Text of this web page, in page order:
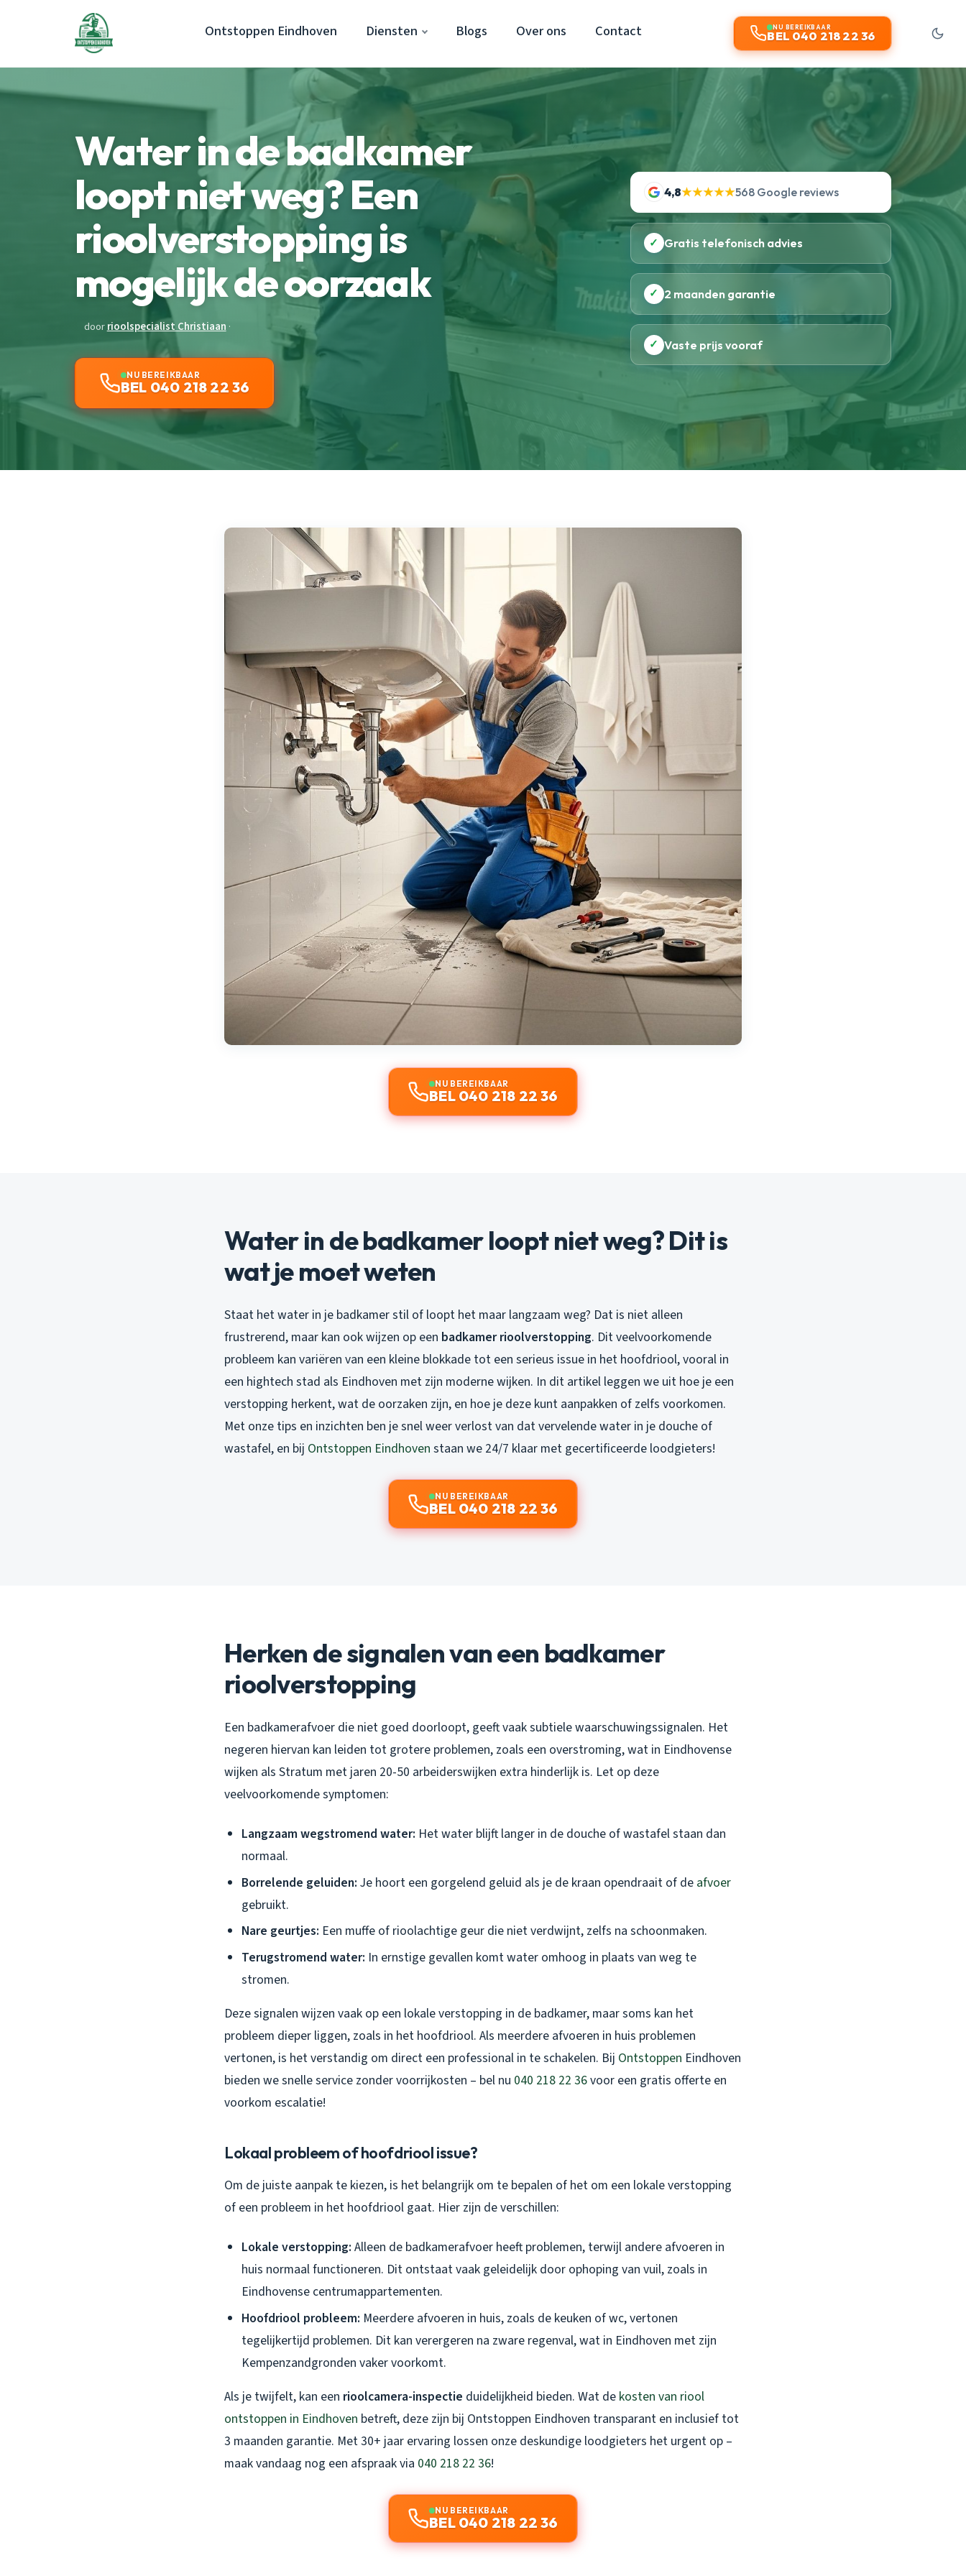
Ontstoppen Eindhoven Diensten Blogs Over ons Contact NU BEREIKBAAR
BEL 040 218 22 36
Water in de badkamer
loopt niet weg? Een
rioolverstopping is
mogelijk de oorzaak
doorrioolspecialist Christiaan ·
NU BEREIKBAAR
BEL 040 218 22 36
4,8★★★★★568 Google reviews
✓ Gratis telefonisch advies
✓ 2 maanden garantie
✓ Vaste prijs vooraf
NU BEREIKBAAR
BEL 040 218 22 36
Water in de badkamer loopt niet weg? Dit is
wat je moet weten
Staat het water in je badkamer stil of loopt het maar langzaam weg? Dat is niet alleen
frustrerend, maar kan ook wijzen op een badkamer rioolverstopping. Dit veelvoorkomende
probleem kan variëren van een kleine blokkade tot een serieus issue in het hoofdriool, vooral in
een hightech stad als Eindhoven met zijn moderne wijken. In dit artikel leggen we uit hoe je een
verstopping herkent, wat de oorzaken zijn, en hoe je deze kunt aanpakken of zelfs voorkomen.
Met onze tips en inzichten ben je snel weer verlost van dat vervelende water in je douche of
wastafel, en bij Ontstoppen Eindhoven staan we 24/7 klaar met gecertificeerde loodgieters!
NU BEREIKBAAR
BEL 040 218 22 36
Herken de signalen van een badkamer
rioolverstopping
Een badkamerafvoer die niet goed doorloopt, geeft vaak subtiele waarschuwingssignalen. Het
negeren hiervan kan leiden tot grotere problemen, zoals een overstroming, wat in Eindhovense
wijken als Stratum met jaren 20-50 arbeiderswijken extra hinderlijk is. Let op deze
veelvoorkomende symptomen:
Langzaam wegstromend water: Het water blijft langer in de douche of wastafel staan dan
normaal.
Borrelende geluiden: Je hoort een gorgelend geluid als je de kraan opendraait of de afvoer
gebruikt.
Nare geurtjes: Een muffe of rioolachtige geur die niet verdwijnt, zelfs na schoonmaken.
Terugstromend water: In ernstige gevallen komt water omhoog in plaats van weg te
stromen.
Deze signalen wijzen vaak op een lokale verstopping in de badkamer, maar soms kan het
probleem dieper liggen, zoals in het hoofdriool. Als meerdere afvoeren in huis problemen
vertonen, is het verstandig om direct een professional in te schakelen. Bij Ontstoppen Eindhoven
bieden we snelle service zonder voorrijkosten – bel nu 040 218 22 36voor een gratis offerte en
voorkom escalatie!
Lokaal probleem of hoofdriool issue?
Om de juiste aanpak te kiezen, is het belangrijk om te bepalen of het om een lokale verstopping
of een probleem in het hoofdriool gaat. Hier zijn de verschillen:
Lokale verstopping: Alleen de badkamerafvoer heeft problemen, terwijl andere afvoeren in
huis normaal functioneren. Dit ontstaat vaak geleidelijk door ophoping van vuil, zoals in
Eindhovense centrumappartementen.
Hoofdriool probleem: Meerdere afvoeren in huis, zoals de keuken of wc, vertonen
tegelijkertijd problemen. Dit kan verergeren na zware regenval, wat in Eindhoven met zijn
Kempenzandgronden vaker voorkomt.
Als je twijfelt, kan een rioolcamera-inspectie duidelijkheid bieden. Wat de kosten van riool
ontstoppen in Eindhoven betreft, deze zijn bij Ontstoppen Eindhoven transparant en inclusief tot
3 maanden garantie. Met 30+ jaar ervaring lossen onze deskundige loodgieters het urgent op –
maak vandaag nog een afspraak via 040 218 22 36!
NU BEREIKBAAR
BEL 040 218 22 36